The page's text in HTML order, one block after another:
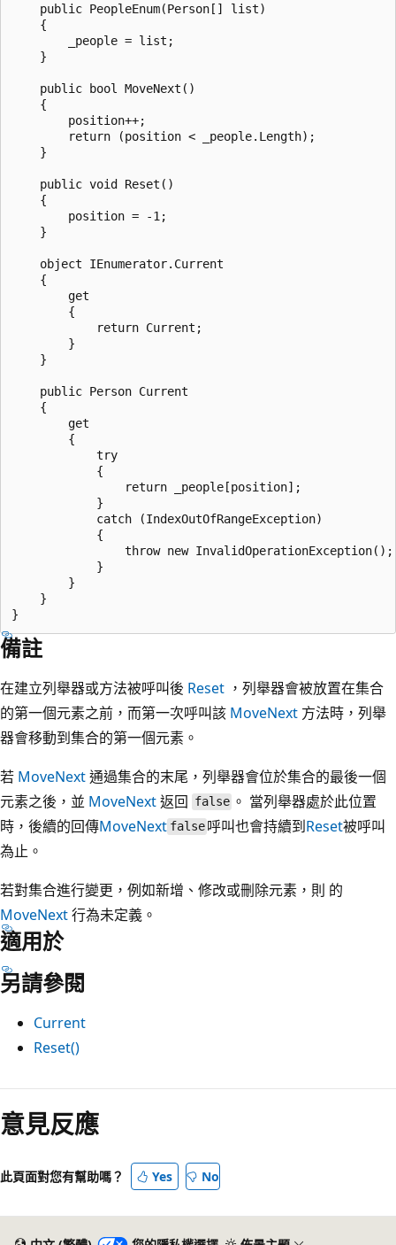
    public PeopleEnum(Person[] list)
    {
        _people = list;
    }
    public bool MoveNext()
    {
        position++;
        return (position < _people.Length);
    }
    public void Reset()
    {
        position = -1;
    }
    object IEnumerator.Current
    {
        get
        {
            return Current;
        }
    }
    public Person Current
    {
        get
        {
            try
            {
                return _people[position];
            }
            catch (IndexOutOfRangeException)
            {
                throw new InvalidOperationException();
            }
        }
    }
備註
在建立列舉器或方法被呼叫後 Reset ，列舉器會被放置在集合
的第一個元素之前，而第一次呼叫該 MoveNext 方法時，列舉
器會移動到集合的第一個元素。
若 MoveNext通過集合的末尾，列舉器會位於集合的最後一個
元素之後，並 MoveNext返回 false 。 當列舉器處於此位置
時，後續的回傳MoveNext false 呼叫也會持續到Reset被呼叫
為止。
若對集合進行變更，例如新增、修改或刪除元素，則 的
MoveNext行為未定義。
適用於
另請參閱
Current
Reset()
閱
讀
模
已
意見反應
此頁面對您有幫助嗎？ Yes No